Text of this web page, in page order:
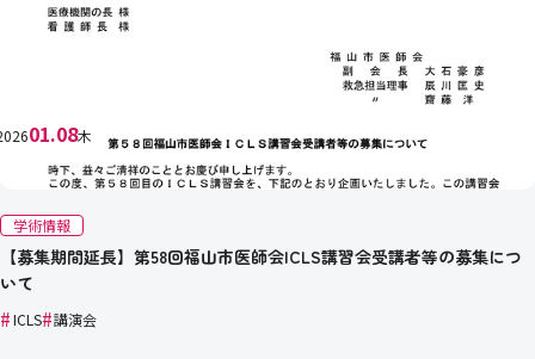
01.08木
学術情報
【募集期間延長】第58回福山市医師会ICLS講習会受講者等の募集につ
いて
#ICLS#講演会